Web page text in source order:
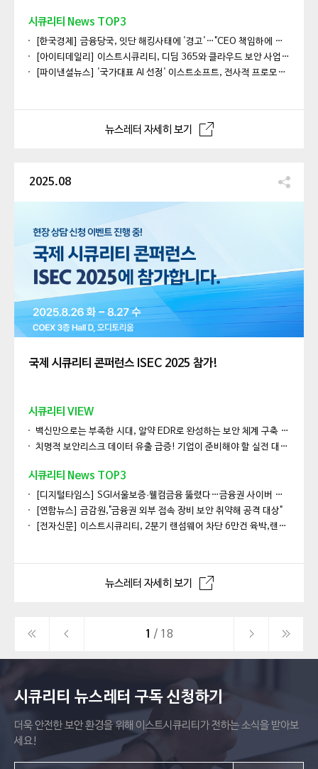
시큐리티 News TOP3
[한국경제] 금융당국, 잇단 해킹사태에 '경고'…"CEO 책임하에 보안 전수 점검"
[아이티데일리] 이스트시큐리티, 디딤 365와 클라우드 보안 사업 협력 MOU'
[파이낸셜뉴스] '국가대표 AI 선정' 이스트소프트, 전사적 프로모션...AI 경험 확장
뉴스레터 자세히 보기
2025.08
국제 시큐리티 콘퍼런스 ISEC 2025 참가!
시큐리티 VIEW
백신만으로는 부족한 시대, 알약 EDR로 완성하는 보안 체계 구축 전략
치명적 보안리스크 데이터 유출 급증! 기업이 준비해야 할 실전 대응법
시큐리티 News TOP3
[디지털타임스] SGI서울보증·웰컴금융 뚫렸다…금융권 사이버 보안'경고등'
[연합뉴스] 금감원,"금융권 외부 접속 장비 보안 취약해 공격 대상"
[전자신문] 이스트시큐리티, 2분기 랜섬웨어 차단 6만건 육박,랜섬웨어 대응책 점검해야'
뉴스레터 자세히 보기
1 / 18
시큐리티 뉴스레터 구독 신청하기
더욱 안전한 보안 환경을 위해 이스트시큐리티가 전하는 소식을 받아보
세요!